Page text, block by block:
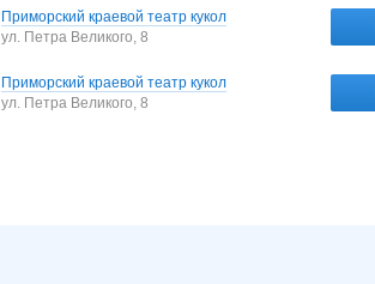
Приморский краевой театр кукол
ул. Петра Великого, 8
Приморский краевой театр кукол
ул. Петра Великого, 8